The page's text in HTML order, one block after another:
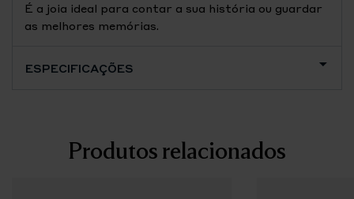
É a joia ideal para contar a sua história ou guardar
as melhores memórias.
ESPECIFICAÇÕES
Produtos relacionados